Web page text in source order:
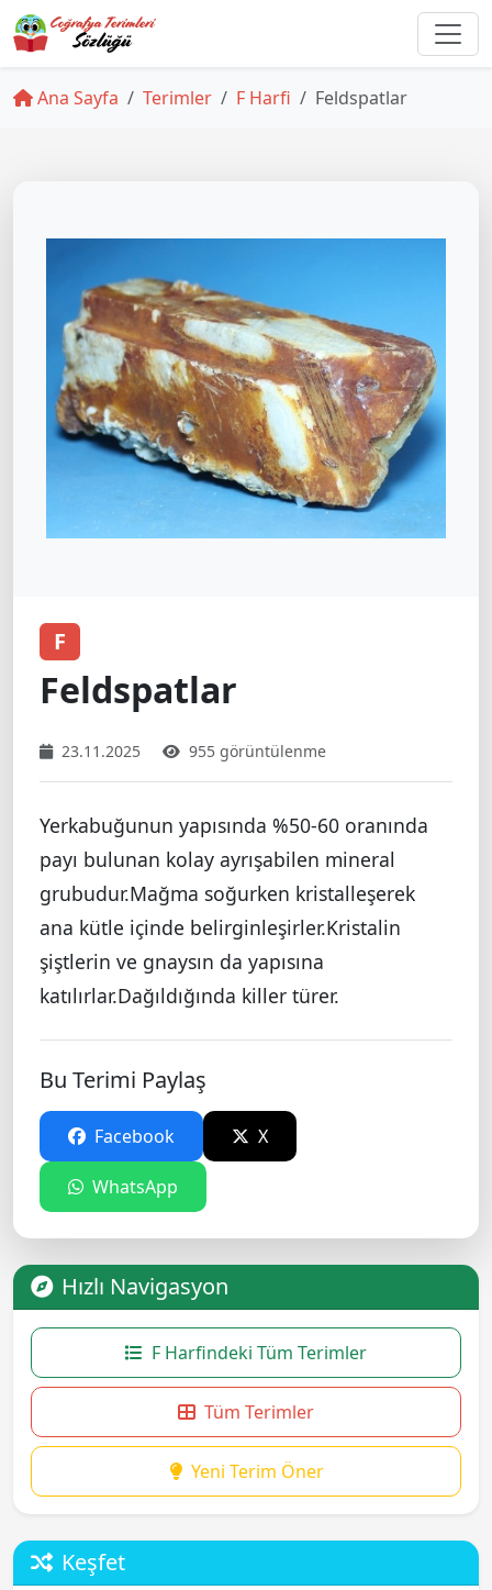
Ana Sayfa Terimler F Harfi Feldspatlar
F
Feldspatlar
23.11.2025 955 görüntülenme
Yerkabuğunun yapısında %50-60 oranında
payı bulunan kolay ayrışabilen mineral
grubudur.Mağma soğurken kristalleşerek
ana kütle içinde belirginleşirler.Kristalin
şiştlerin ve gnaysın da yapısına
katılırlar.Dağıldığında killer türer.
Bu Terimi Paylaş
Facebook X
WhatsApp
Hızlı Navigasyon
F Harfindeki Tüm Terimler
Tüm Terimler
Yeni Terim Öner
Keşfet